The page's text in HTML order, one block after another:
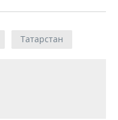
Татарстан